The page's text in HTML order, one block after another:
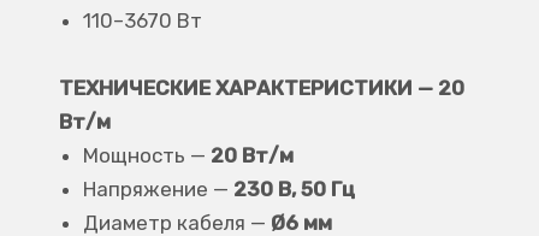
110–3670 Вт
ТЕХНИЧЕСКИЕ ХАРАКТЕРИСТИКИ — 20
Вт/м
Мощность — 20 Вт/м
Напряжение — 230 В, 50 Гц
Диаметр кабеля — Ø6 мм